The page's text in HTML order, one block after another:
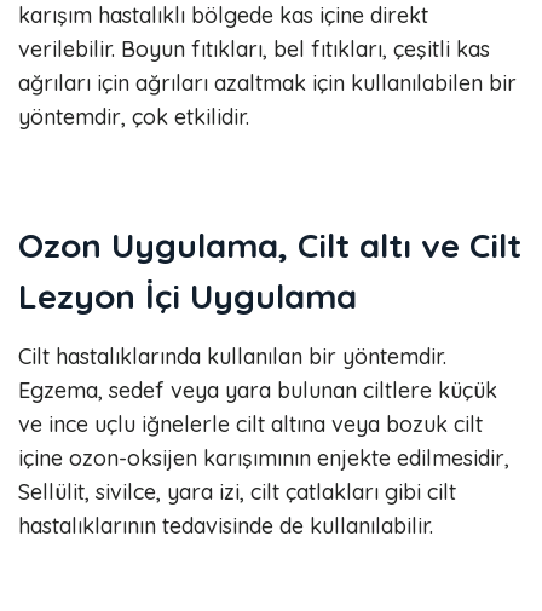
karışım hastalıklı bölgede kas içine direkt
verilebilir. Boyun fıtıkları, bel fıtıkları, çeşitli kas
ağrıları için ağrıları azaltmak için kullanılabilen bir
yöntemdir, çok etkilidir.
Ozon Uygulama, Cilt altı ve Cilt
Lezyon İçi Uygulama
Cilt hastalıklarında kullanılan bir yöntemdir.
Egzema, sedef veya yara bulunan ciltlere küçük
ve ince uçlu iğnelerle cilt altına veya bozuk cilt
içine ozon-oksijen karışımının enjekte edilmesidir,
Sellülit, sivilce, yara izi, cilt çatlakları gibi cilt
hastalıklarının tedavisinde de kullanılabilir.